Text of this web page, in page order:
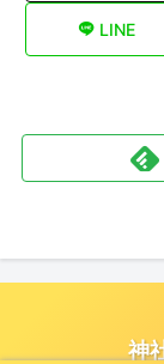
LINE
神